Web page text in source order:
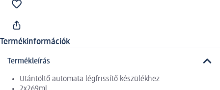
Termékinformációk
Termékleírás
Utántöltő automata légfrissítő készülékhez